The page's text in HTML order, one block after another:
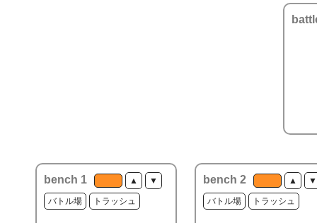
bench 1 ▲ ▼
バトル場 トラッシュ
bench 2 ▲ ▼
バトル場 トラッシュ